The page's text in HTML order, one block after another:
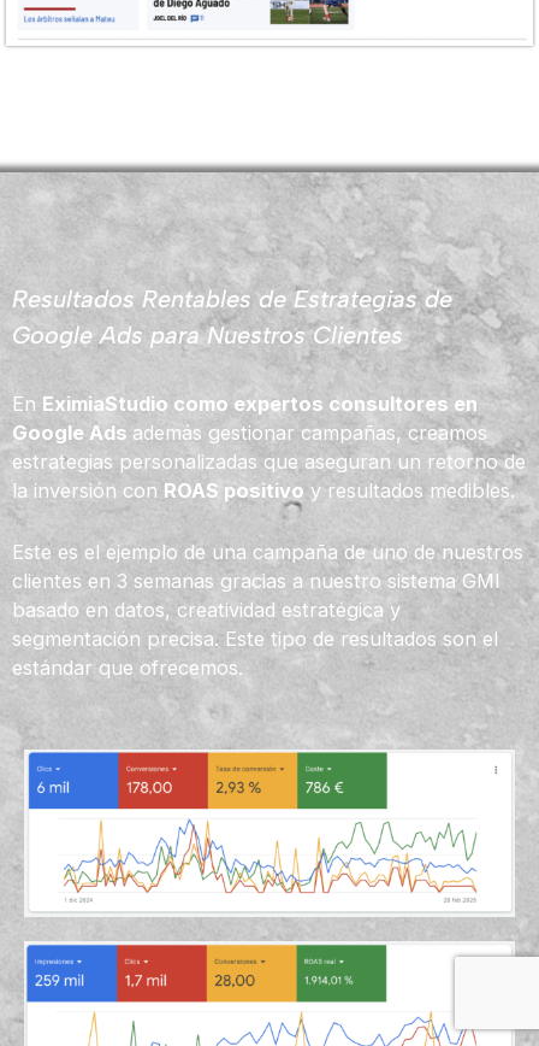
Resultados Rentables de Estrategias de
Google Ads para Nuestros Clientes
En EximiaStudio como expertos consultores en
Google Ads además gestionar campañas, creamos
estrategias personalizadas que aseguran un retorno de
la inversión con ROAS positivo y resultados medibles.
Este es el ejemplo de una campaña de uno de nuestros
clientes en 3 semanas gracias a nuestro sistema GMI
basado en datos, creatividad estratégica y
segmentación precisa. Este tipo de resultados son el
estándar que ofrecemos.